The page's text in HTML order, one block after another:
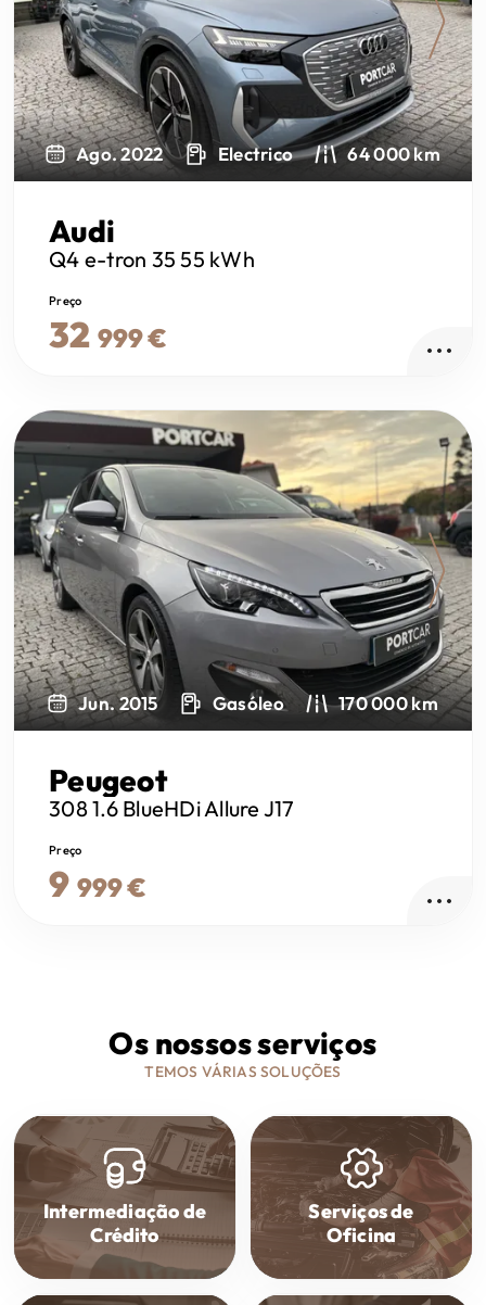
Next
Ago. 2022 Electrico 64 000 km
Audi
Q4 e-tron 35 55 kWh
Preço
32 999 €
Next
Jun. 2015 Gasóleo 170 000 km
Peugeot
3081.6 BlueHDi Allure J17
Preço
9 999 €
Os nossos serviços
TEMOS VÁRIAS SOLUÇÕES
Intermediação de
Crédito
Serviços de
Oficina